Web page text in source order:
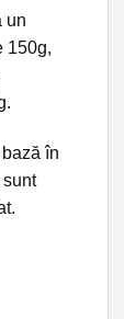
un
150g,
în